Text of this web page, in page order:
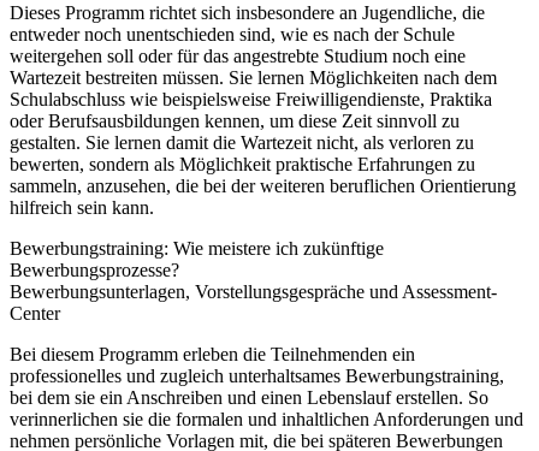
Dieses Programm richtet sich insbesondere an Jugendliche, die
entweder noch unentschieden sind, wie es nach der Schule
weitergehen soll oder für das angestrebte Studium noch eine
Wartezeit bestreiten müssen. Sie lernen Möglichkeiten nach dem
Schulabschluss wie beispielsweise Freiwilligendienste, Praktika
oder Berufsausbildungen kennen, um diese Zeit sinnvoll zu
gestalten. Sie lernen damit die Wartezeit nicht, als verloren zu
bewerten, sondern als Möglichkeit praktische Erfahrungen zu
sammeln, anzusehen, die bei der weiteren beruflichen Orientierung
hilfreich sein kann.
Bewerbungstraining: Wie meistere ich zukünftige
Bewerbungsprozesse?
Bewerbungsunterlagen, Vorstellungsgespräche und Assessment-
Center
Bei diesem Programm erleben die Teilnehmenden ein
professionelles und zugleich unterhaltsames Bewerbungstraining,
bei dem sie ein Anschreiben und einen Lebenslauf erstellen. So
verinnerlichen sie die formalen und inhaltlichen Anforderungen und
nehmen persönliche Vorlagen mit, die bei späteren Bewerbungen